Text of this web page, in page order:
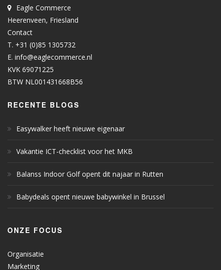
Eagle Commerce
Heerenveen, Friesland
Contact
T. +31 (0)85 1305732
E. info@eaglecommerce.nl
KVK 69071225
BTW NL001431668B56
RECENTE BLOGS
Easywalker heeft nieuwe eigenaar
Vakantie ICT-checklist voor het MKB
Balanss Indoor Golf opent dit najaar in Rutten
Babydeals opent nieuwe babywinkel in Brussel
ONZE FOCUS
Organisatie
Marketing